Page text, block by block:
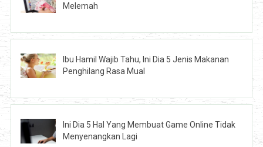
Melemah
Ibu Hamil Wajib Tahu, Ini Dia 5 Jenis Makanan
Penghilang Rasa Mual
Ini Dia 5 Hal Yang Membuat Game Online Tidak
Menyenangkan Lagi